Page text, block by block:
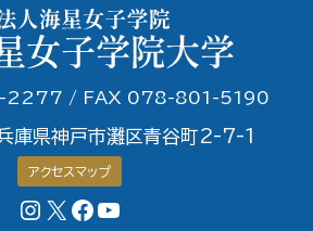
2277 / FAX 078-801-5190
県神戸市灘区青谷町2-7-1
アクセスマップ
Instagram
X FacebookページYouTubeチャンネル